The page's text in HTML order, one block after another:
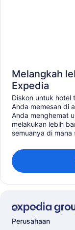
Melangkah
Expedia
Diskon untuk
Anda memesan di
Anda menghemat
melakukan lebih
semuanya di mana
Perusahaan